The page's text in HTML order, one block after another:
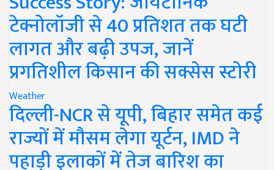
टेक्नोलॉजी से 40 प्रतिशत तक घटी
लागत और बढ़ी उपज, जानें
प्रगतिशील किसान की सक्सेस स्टोरी
Weather
दिल्ली-NCR से यूपी, बिहार समेत कई
राज्यों में मौसम लेगा यूर्टन, IMD ने
पहाड़ी इलाकों में तेज बारिश का